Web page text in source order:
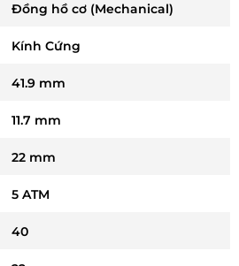
Đồng hồ cơ (Mechanical)
Kính Cứng
41.9 mm
11.7 mm
22 mm
5 ATM
40